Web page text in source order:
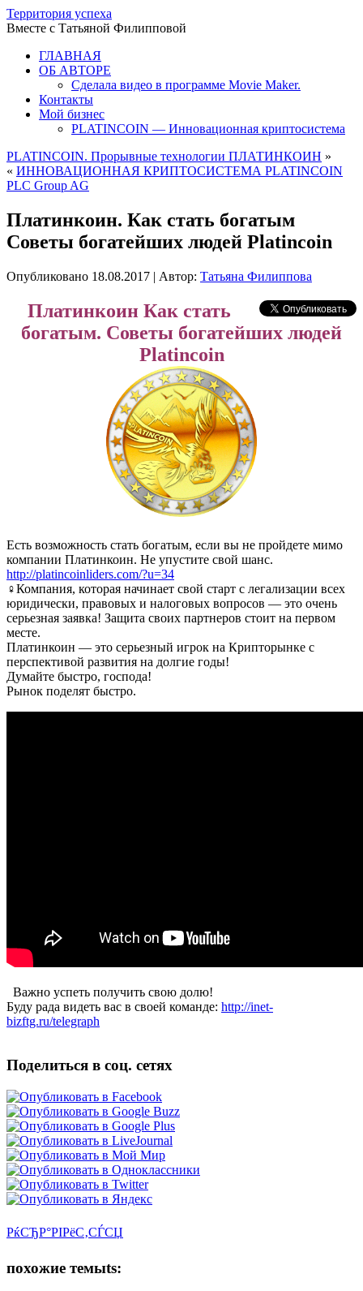
Территория успеха
Вместе с Татьяной Филипповой
ГЛАВНАЯ
ОБ АВТОРЕ
Сделала видео в программе Movie Maker.
Контакты
Мой бизнес
PLATINCOIN — Инновационная криптосистема
PLATINCOIN. Прорывные технологии ПЛАТИНКОИН »
« ИННОВАЦИОННАЯ КРИПТОСИСТЕМА PLATINCOIN
PLC Group AG
Платинкоин. Как стать богатым
Советы богатейших людей Platincoin
Опубликовано 18.08.2017 | Автор: Татьяна Филиппова
Платинкоин Как стать
богатым. Советы богатейших людей
Platincoin
Есть возможность стать богатым, если вы не пройдете мимо
компании Платинкоин. Не упустите свой шанс.
http://platincoinliders.com/?u=34
‍♀️Компания, которая начинает свой старт с легализации всех
юридически, правовых и налоговых вопросов — это очень
серьезная заявка! Защита своих партнеров стоит на первом
месте.
Платинкоин — это серьезный игрок на Крипторынке с
перспективой развития на долгие годы!
Думайте быстро, господа!
Рынок поделят быстро.
Важно успеть получить свою долю!
Буду рада видеть вас в своей команде: http://inet-
bizftg.ru/telegraph
Поделиться в соц. сетях
РќСЂР°РІРёС‚СЃСЏ
похожие темыts: